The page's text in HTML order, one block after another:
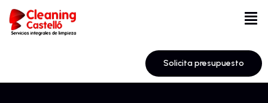
Solicita presupuesto